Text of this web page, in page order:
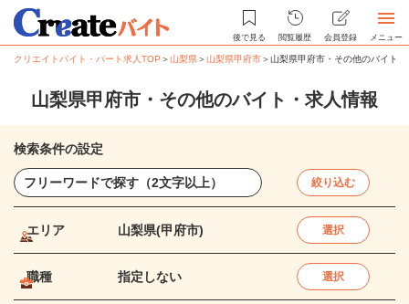
後で見る 閲覧履歴 会員登録 メニュー
クリエイトバイト・パート求人TOP ＞山梨県＞山梨県甲府市＞山梨県甲府市・その他のバイト
山梨県甲府市・その他のバイト・求人情報
検索条件の設定
絞り込む
エリア 山梨県(甲府市) 選択
職種 指定しない 選択